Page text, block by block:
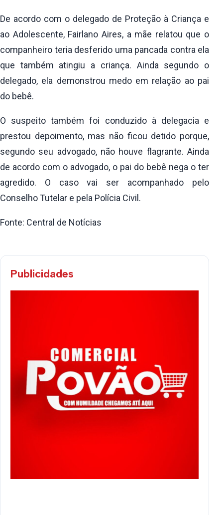
De acordo com o delegado de Proteção à Criança e
ao Adolescente, Fairlano Aires, a mãe relatou que o
companheiro teria desferido uma pancada contra ela
que também atingiu a criança. Ainda segundo o
delegado, ela demonstrou medo em relação ao pai
do bebê.
O suspeito também foi conduzido à delegacia e
prestou depoimento, mas não ficou detido porque,
segundo seu advogado, não houve flagrante. Ainda
de acordo com o advogado, o pai do bebê nega o ter
agredido. O caso vai ser acompanhado pelo
Conselho Tutelar e pela Polícia Civil.
Fonte: Central de Notícias
Publicidades